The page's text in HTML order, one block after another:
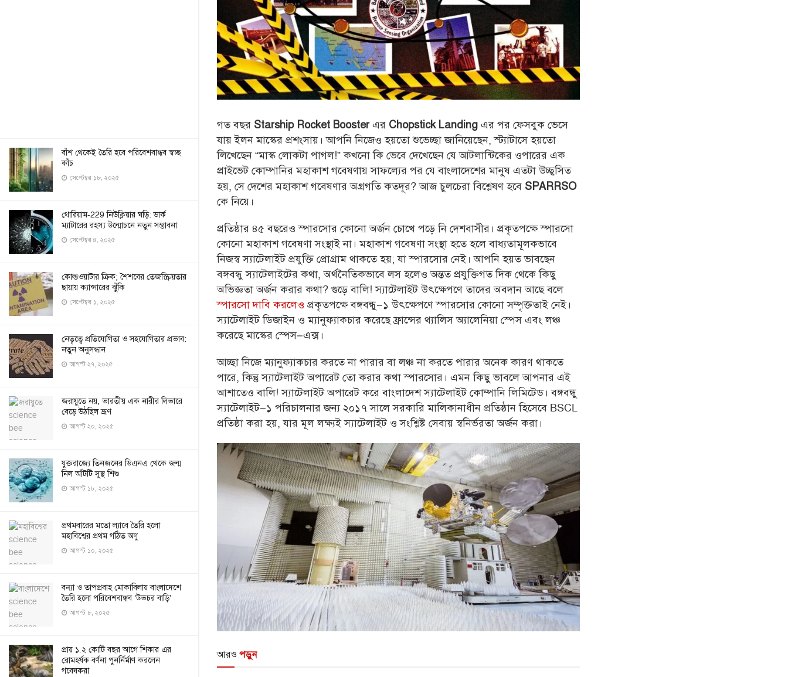
বাঁশ থেকেই তৈরি হবে পরিবেশবান্ধব স্বচ্ছ
কাঁচ
সেপ্টেম্বর ১৮, ২০২৫
থোরিয়াম-229 নিউক্লিয়ার ঘড়ি: ডার্ক
ম্যাটারের রহস্য উন্মোচনে নতুন সম্ভাবনা
সেপ্টেম্বর ৪, ২০২৫
কোল্ডওয়াটার ক্রিক; শৈশবের তেজস্ক্রিয়তার
ছায়ায় ক্যান্সারের ঝুঁকি
সেপ্টেম্বর ১, ২০২৫
নেতৃত্বে প্রতিযোগিতা ও সহযোগিতার প্রভাব:
নতুন অনুসন্ধান
আগস্ট ২৭, ২০২৫
জরায়ুতে নয়, ভারতীয় এক নারীর লিভারে
বেড়ে উঠছিল ভ্রূণ
আগস্ট ২০, ২০২৫
যুক্তরাজ্যে তিনজনের ডিএনএ থেকে জন্ম
নিল আঁটটি সুস্থ শিশু
আগস্ট ১৮, ২০২৫
প্রথমবারের মতো ল্যাবে তৈরি হলো
মহাবিশ্বের প্রথম গঠিত অণু
আগস্ট ১০, ২০২৫
বন্যা ও তাপপ্রবাহ মোকাবিলায় বাংলাদেশে
তৈরি হলো পরিবেশবান্ধব ‘উভচর বাড়ি’
আগস্ট ৮, ২০২৫
প্রায় ১.২ কোটি বছর আগে শিকার এর
রোমহর্ষক বর্ণনা পুনর্নির্মাণ করলেন
গবেষকরা
গত বছর Starship Rocket Boosterএর Chopstick Landing এর পর ফেসবুক ভেসে
যায় ইলন মাস্কের প্রশংসায়। আপনি নিজেও হয়তো শুভেচ্ছা জানিয়েছেন, স্ট্যাটাসে হয়তো
লিখেছেন “মাস্ক লোকটা পাগল!” কখনো কি ভেবে দেখেছেন যে আটলান্টিকের ওপারের এক
প্রাইভেট কোম্পানির মহাকাশ গবেষণায় সাফল্যের পর যে বাংলাদেশের মানুষ এতটা উচ্ছ্বসিত
হয়, সে দেশের মহাকাশ গবেষণার অগ্রগতি কতদূর? আজ চুলচেরা বিশ্লেষণ হবে SPARRSO
কে নিয়ে।
প্রতিষ্ঠার ৪৫ বছরেও স্পারসোর কোনো অর্জন চোখে পড়ে নি দেশবাসীর। প্রকৃতপক্ষে স্পারসো
কোনো মহাকাশ গবেষণা সংস্থাই না। মহাকাশ গবেষণা সংস্থা হতে হলেবাধ্যতামূলকভাবে
নিজস্ব স্যাটেলাইট প্রযুক্তি প্রোগ্রাম থাকতে হয়; যা স্পারসোর নেই। আপনি হয়ত ভাবছেন
বঙ্গবন্ধু স্যাটেলাইটের কথা, অর্থনৈতিকভাবে লস হলেও অন্তত প্রযুক্তিগত দিক থেকে কিছু
অভিজ্ঞতা অর্জন করার কথা? গুড়ে বালি! স্যাটেলাইট উৎক্ষেপণে তাদের অবদান আছে বলে
স্পারসো দাবি করলেও প্রকৃতপক্ষে বঙ্গবন্ধু–১ উৎক্ষেপণে স্পারসোর কোনো সম্পৃক্ততাই নেই।
স্যাটেলাইট ডিজাইন ও ম্যানুফ্যাকচার করেছে ফ্রান্সের থ্যালিস অ্যালেনিয়া স্পেস এবং লঞ্চ
করেছে মাস্কের স্পেস–এক্স।
আচ্ছা নিজে ম্যানুফ্যাকচার করতে না পারার বা লঞ্চ না করতে পারার অনেক কারণ থাকতে
পারে, কিন্তু স্যাটেলাইট অপারেট তো করার কথা স্পারসোর। এমন কিছু ভাবলে আপনার এই
আশাতেও বালি! স্যাটেলাইট অপারেট করে বাংলাদেশ স্যাটেলাইট কোম্পানি লিমিটেড। বঙ্গবন্ধু
স্যাটেলাইট–১ পরিচালনার জন্য ২০১৭ সালে সরকারি মালিকানাধীন প্রতিষ্ঠান হিসেবে BSCL
প্রতিষ্ঠা করা হয়, যার মূল লক্ষ্যই স্যাটেলাইট ও সংশ্লিষ্ট সেবায় স্বনির্ভরতা অর্জন করা।
আরও পড়ুন